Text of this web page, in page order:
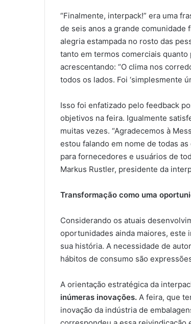
“Finalmente, interpack!” era uma
de seis anos a grande
alegria estampada no rosto das
tanto em termos comerciais
acrescentando: “O clima nos
todos os lados. Foi ‘simplesmente
Isso foi enfatizado pelo feedback
objetivos na feira. Igualmente
muitas vezes. “Agradecemos à
estou falando em nome de todas
para fornecedores e usuários de
Markus Rustler, presidente da
Transformação como uma
Considerando os atuais
oportunidades ainda maiores,
sua história. A necessidade de
hábitos de consumo são
A orientação estratégica da
inúmeras inovações. A feira, que
inovação da indústria de